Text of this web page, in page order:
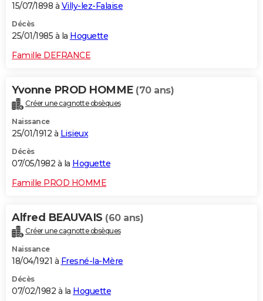
15/07/1898 à Villy-lez-Falaise
Décès
25/01/1985 à la Hoguette
Famille DEFRANCE
Yvonne PROD HOMME (70 ans)
Créer une cagnotte obsèques
Naissance
25/01/1912 à Lisieux
Décès
07/05/1982 à la Hoguette
Famille PROD HOMME
Alfred BEAUVAIS (60 ans)
Créer une cagnotte obsèques
Naissance
18/04/1921 à Fresné-la-Mère
Décès
07/02/1982 à la Hoguette